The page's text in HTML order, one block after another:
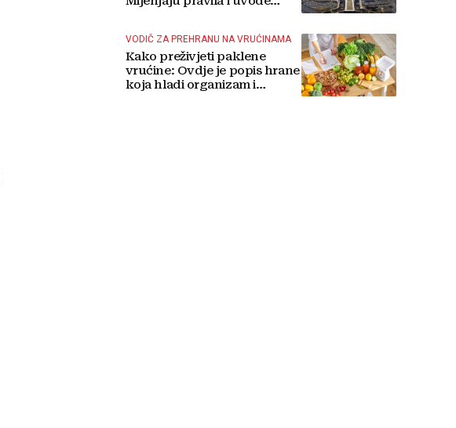
VODIČ ZA PREHRANU NA VRUĆINAMA
Kako preživjeti paklene
vrućine: Ovdje je popis hrane
koja hladi organizam i